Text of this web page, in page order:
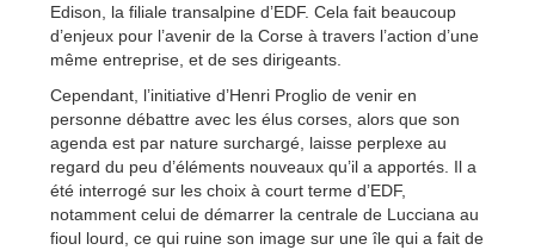
Edison, la filiale transalpine d’EDF. Cela fait beaucoup
d’enjeux pour l’avenir de la Corse à travers l’action d’une
même entreprise, et de ses dirigeants.
Cependant, l’initiative d’Henri Proglio de venir en
personne débattre avec les élus corses, alors que son
agenda est par nature surchargé, laisse perplexe au
regard du peu d’éléments nouveaux qu’il a apportés. Il a
été interrogé sur les choix à court terme d’EDF,
notamment celui de démarrer la centrale de Lucciana au
fioul lourd, ce qui ruine son image sur une île qui a fait de